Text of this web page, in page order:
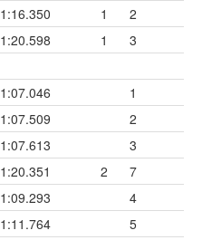
1:16.350 1
2
1:20.598 1
3
1:07.046
1
1:07.509
2
1:07.613
3
1:20.351 2
7
1:09.293
4
1:11.764
5